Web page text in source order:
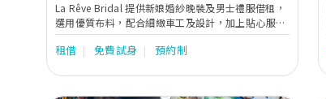
La Rêve Bridal 提供新娘婚紗晚裝及男士禮服借租，
選用優質布料，配合細緻車工及設計，加上貼心服
務，完善的後期跟進，務求讓新人們可輕輕鬆鬆選擇
最適合的禮服，令婚禮更添完美。
租借 免費試身 預約制